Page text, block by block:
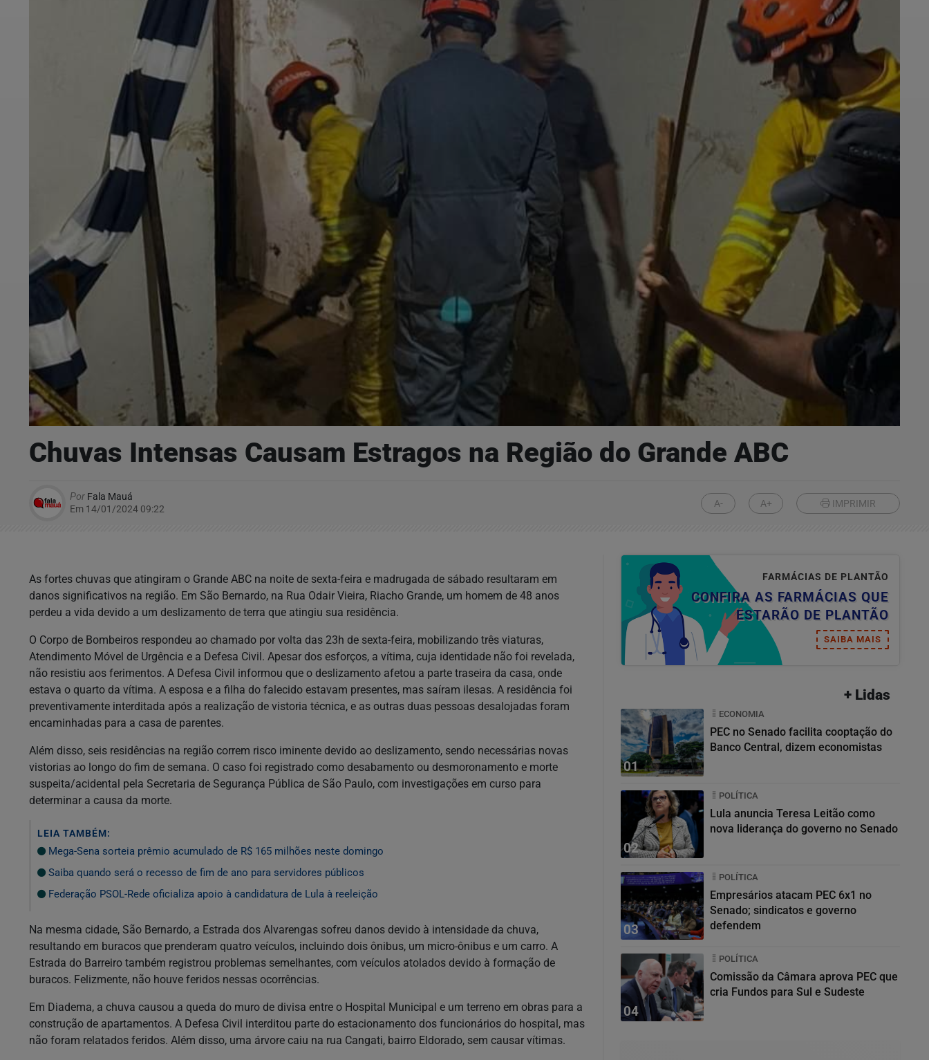
Chuvas Intensas Causam Estragos na Região do Grande ABC
Por Fala Mauá
Em 14/01/2024 09:22
A- A+ IMPRIMIR
As fortes chuvas que atingiram o Grande ABC na noite de sexta-feira e madrugada de sábado resultaram em
danos significativos na região. Em São Bernardo, na Rua Odair Vieira, Riacho Grande, um homem de 48 anos
perdeu a vida devido a um deslizamento de terra que atingiu sua residência.
O Corpo de Bombeiros respondeu ao chamado por volta das 23h de sexta-feira, mobilizando três viaturas,
Atendimento Móvel de Urgência e a Defesa Civil. Apesar dos esforços, a vítima, cuja identidade não foi revelada,
não resistiu aos ferimentos. A Defesa Civil informou que o deslizamento afetou a parte traseira da casa, onde
estava o quarto da vítima. A esposa e a filha do falecido estavam presentes, mas saíram ilesas. A residência foi
preventivamente interditada após a realização de vistoria técnica, e as outras duas pessoas desalojadas foram
encaminhadas para a casa de parentes.
Além disso, seis residências na região correm risco iminente devido ao deslizamento, sendo necessárias novas
vistorias ao longo do fim de semana. O caso foi registrado como desabamento ou desmoronamento e morte
suspeita/acidental pela Secretaria de Segurança Pública de São Paulo, com investigações em curso para
determinar a causa da morte.
LEIA TAMBÉM:
Mega-Sena sorteia prêmio acumulado de R$ 165 milhões neste domingo
Saiba quando será o recesso de fim de ano para servidores públicos
Federação PSOL-Rede oficializa apoio à candidatura de Lula à reeleição
Na mesma cidade, São Bernardo, a Estrada dos Alvarengas sofreu danos devido à intensidade da chuva,
resultando em buracos que prenderam quatro veículos, incluindo dois ônibus, um micro-ônibus e um carro. A
Estrada do Barreiro também registrou problemas semelhantes, com veículos atolados devido à formação de
buracos. Felizmente, não houve feridos nessas ocorrências.
Em Diadema, a chuva causou a queda do muro de divisa entre o Hospital Municipal e um terreno em obras para a
construção de apartamentos. A Defesa Civil interditou parte do estacionamento dos funcionários do hospital, mas
não foram relatados feridos. Além disso, uma árvore caiu na rua Cangati, bairro Eldorado, sem causar vítimas.
FARMÁCIAS DE PLANTÃO
CONFIRA AS FARMÁCIAS QUE
ESTARÃO DE PLANTÃO
SAIBA MAIS
+ Lidas
01
ECONOMIA
PEC no Senado facilita cooptação do
Banco Central, dizem economistas
02
POLÍTICA
Lula anuncia Teresa Leitão como
nova liderança do governo no Senado
03
POLÍTICA
Empresários atacam PEC 6x1 no
Senado; sindicatos e governo
defendem
04
POLÍTICA
Comissão da Câmara aprova PEC que
cria Fundos para Sul e Sudeste